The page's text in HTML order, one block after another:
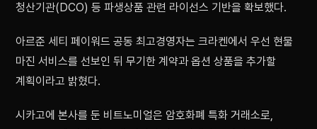
청산기관(DCO) 등 파생상품 관련 라이선스 기반을 확보했다.
아르준 세티 페이워드 공동 최고경영자는 크라켄에서 우선 현물
마진 서비스를 선보인 뒤 무기한 계약과 옵션 상품을 추가할
계획이라고 밝혔다.
시카고에 본사를 둔 비트노미얼은 암호화폐 특화 거래소로,